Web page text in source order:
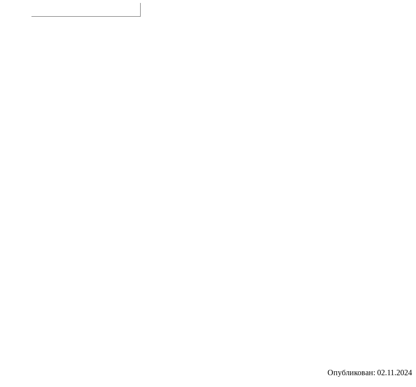
Опубликован: 02.11.2024